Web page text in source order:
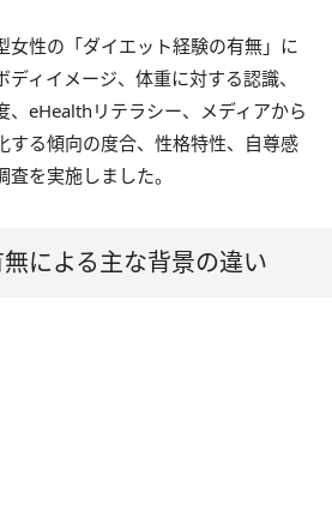
女性の「ダイエット経験の有無」に
ィイメージ、体重に対する認識、
、eHealthリテラシー、メディアから
する傾向の度合、性格特性、自尊感
を実施しました。
による主な背景の違い